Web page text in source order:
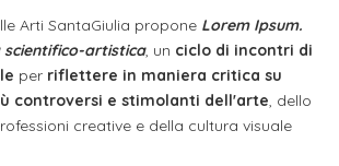
Arti SantaGiulia propone Lorem Ipsum.
scientifico-artistica, un ciclo di incontri di
per riflettere in maniera critica su
controversi e stimolanti dell'arte, dello
creative e della cultura visuale